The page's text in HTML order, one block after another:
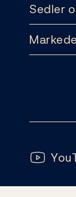
Sedler
Følg